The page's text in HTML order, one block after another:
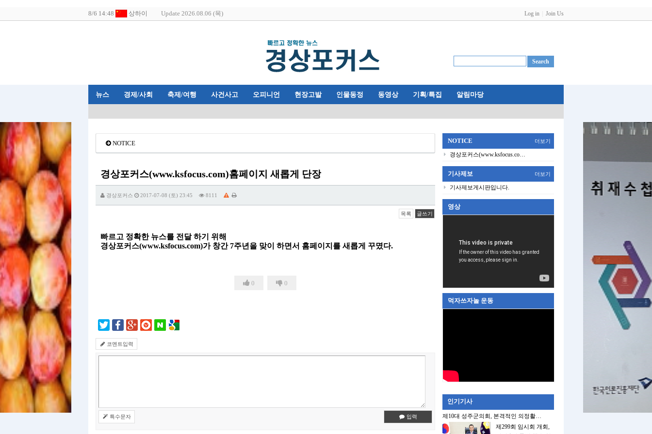
Update 2026.08.06 (목) Log in Join Us
뉴스 경제/사회 축제/여행 사건사고 오피니언 현장고발 인물동정 동영상 기획/특집 알림마당
NOTICE
경상포커스(www.ksfocus.com)홈페이지 새롭게 단장
경상포커스 2017-07-08 (토) 23:45 8111
목록 글쓰기
빠르고 정확한 뉴스를 전달 하기 위해
경상포커스(www.ksfocus.com)가 창간 7주년을 맞이 하면서 홈페이지를 새롭게 꾸몄다.
0 0
코멘트입력
입력
특수문자
NOTICE 더보기
경상포커스(www.ksfocus.co…
기사제보 더보기
기사제보게시판입니다.
영상
먹자쓰자놀 운동
인기기사
제10대 성주군의회, 본격적인 의정활…
제299회 임시회 개회,